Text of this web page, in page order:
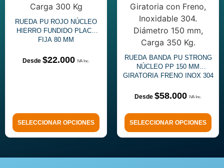
RUEDA PU ROJO NÚCLEO
HIERRO FUNDIDO PLACA
FIJA 80 MM
$22.000
SELECCIONAR OPCIONES
RUEDA BANDA PU STRONG
NÚCLEO PP 150 MM
GIRATORIA FRENO INOX 304
$58.000
SELECCIONAR OPCIONES